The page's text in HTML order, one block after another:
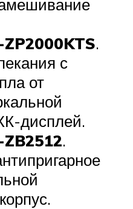
.
с
от
дисплей.
.